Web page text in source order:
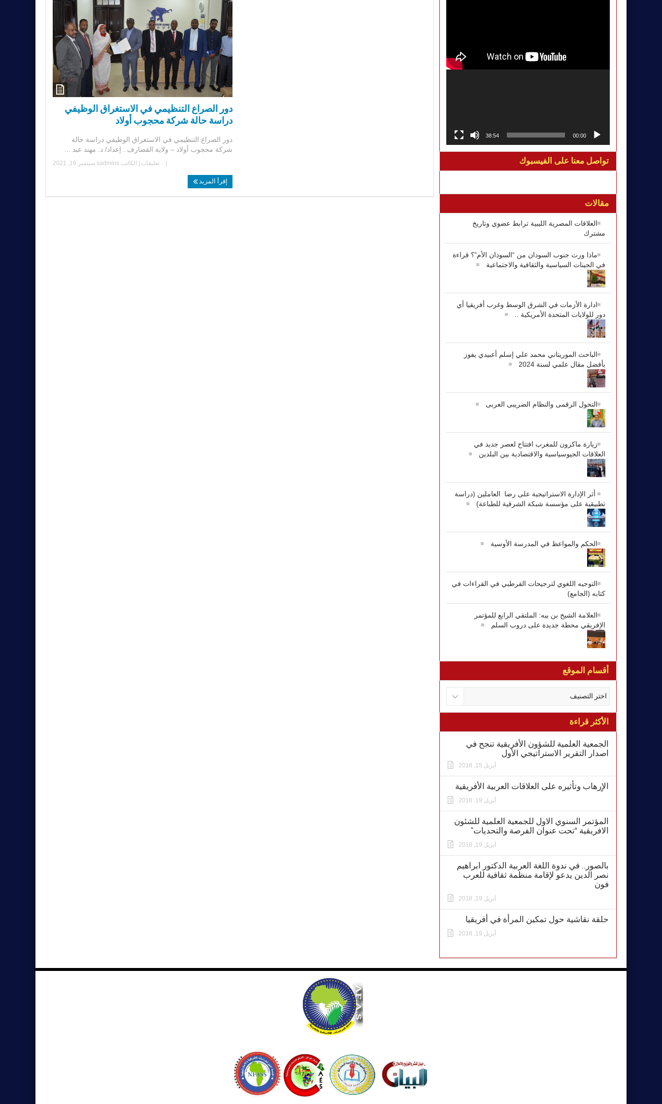
دور الصراع التنظيمي في الاستغراق الوظيفي
دراسة حالة شركة محجوب أولاد
دور الصراع التنظيمي في الاستغراق الوظيفي دراسة حالة
شركة محجوب أولاد – ولاية القضارف . إعداد/ د. مهند عبد ...
سبتمبر 16, 2021 | الكاتب sadmins
إقرأ المزيد
00:00
38:54
تواصل معنا على الفيسبوك
مقالات
العلاقات المصرية الليبية ترابط عضوي وتاريخ
مشترك
ماذا ورث جنوب السودان من “السودان الأم”؟ قراءة
في الجينات السياسية والثقافية والاجتماعية
ادارة الأزمات في الشرق الوسط وغرب أفريقيا أي
دور للولايات المتحدة الأمريكية ..
الباحث الموريتاني محمد علي إسلم أعبيدي يفوز
بأفضل مقال علمي لسنة 2024
التحول الرقمى والنظام الضريبى العربى
زيارة ماكرون للمغرب افتتاح لعصر جديد في
العلاقات الجيوسياسية والاقتصادية بين البلدين
أثر الإدارة الاستراتيجية على رضا العاملين (دراسة
تطبيقية على مؤسسة شبكة الشرقية للطباعة)
الحكم والمواعظ في المدرسة الأوسية
التوجيه اللغوي لترجيحات القرطبي في القراءات في
كتابه (الجامع)
العلامة الشيخ بن بيه: الملتقي الرابع للمؤتمر
الإفريقي محطة جديدة على دروب السلم
أقسام الموقع
الأكثر قراءة
الجمعية العلمية للشؤون الأفريقية تنجح في
اصدار التقرير الاستراتيجي الأول
أبريل 15, 2018
الاٍرهاب وتأثيره على العلاقات العربية الأفريقية
أبريل 19, 2018
المؤتمر السنوي الاول للجمعية العلمية للشئون
الافريقية “تحت عنوان الفرصة والتحديات”
أبريل 19, 2018
بالصور.. في ندوة اللغة العربية الدكتور ابراهيم
نصر الدين يدعو لإقامة منظمة ثقافية للعرب
فون
أبريل 19, 2018
حلقة نقاشية حول تمكين المرأة في أفريقيا
أبريل 19, 2018